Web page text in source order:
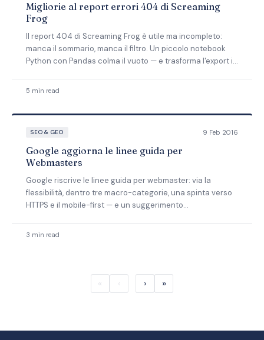
Migliorie al report errori 404 di Screaming
Frog
Il report 404 di Screaming Frog è utile ma incompleto:
manca il sommario, manca il filtro. Un piccolo notebook
Python con Pandas colma il vuoto — e trasforma l'export in
5 min read
SEO & GEO 9 Feb 2016
Google aggiorna le linee guida per
Webmasters
Google riscrive le linee guida per webmaster: via la
flessibilità, dentro tre macro-categorie, una spinta verso
HTTPS e il mobile-first — e un suggerimento
3 min read
« ‹ › »